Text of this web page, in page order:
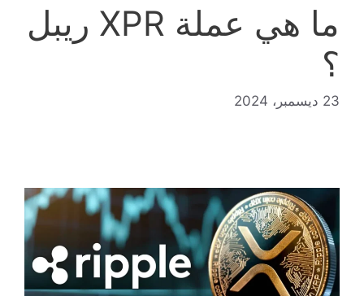
ما هي عملة XPR ريبل
؟
23 ديسمبر، 2024